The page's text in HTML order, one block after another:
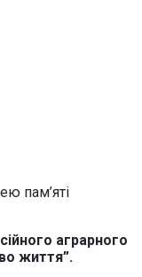
аграрного
життя”.